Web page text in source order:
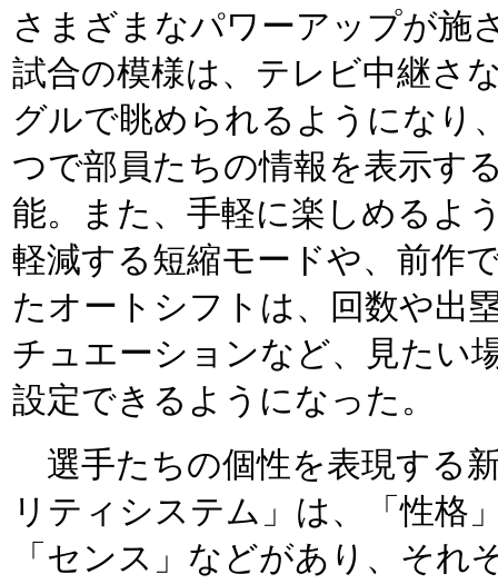
さまざまなパワーアップが施
試合の模様は、テレビ中継さ
グルで眺められるようになり
つで部員たちの情報を表示す
能。また、手軽に楽しめるよ
軽減する短縮モードや、前作
たオートシフトは、回数や出
チュエーションなど、見たい
設定できるようになった。
選手たちの個性を表現する
リティシステム」は、「性格
「センス」などがあり、それ